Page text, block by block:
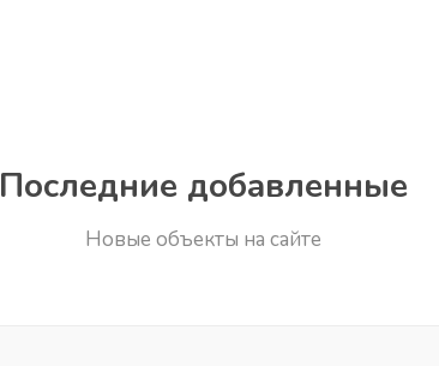
Последние добавленные
Новые объекты на сайте